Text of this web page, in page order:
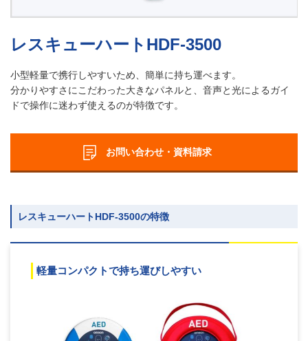
レスキューハートHDF-3500
小型軽量で携行しやすいため、簡単に持ち運べます。
分かりやすさにこだわった大きなパネルと、音声と光によるガイ
ドで操作に迷わず使えるのが特徴です。
お問い合わせ・資料請求
レスキューハートHDF-3500の特徴
軽量コンパクトで持ち運びしやすい